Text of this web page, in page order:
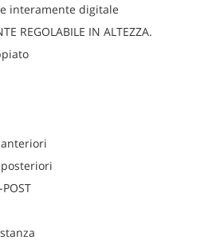
interamente digitale
REGOLABILE IN ALTEZZA.